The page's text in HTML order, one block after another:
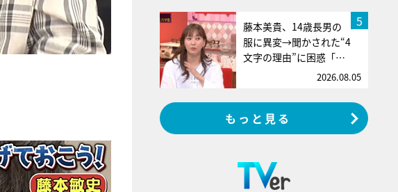
5
藤本美貴、14歳長男の
服に異変→聞かされた“4
文字の理由”に困惑「…
2026.08.05
もっと見る